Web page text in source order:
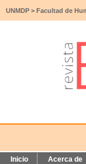
UNMDP > Facultad de
Inicio Acerca de